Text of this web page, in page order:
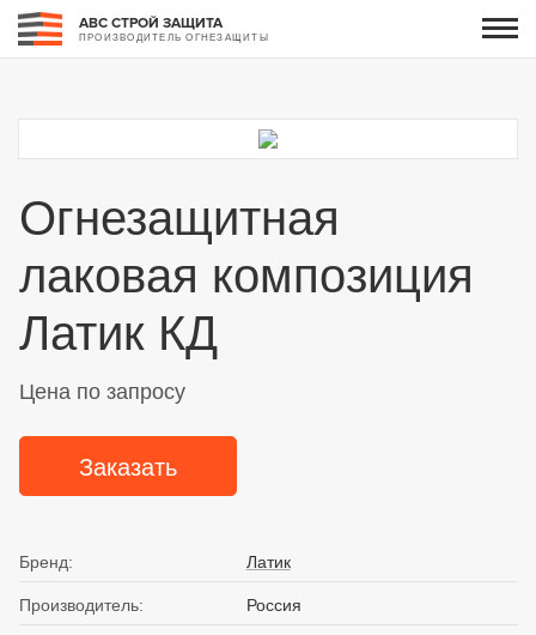
АВС СТРОЙ ЗАЩИТА
ПРОИЗВОДИТЕЛЬ ОГНЕЗАЩИТЫ
Огнезащитная
лаковая композиция
Латик КД
Цена по запросу
Заказать
Бренд: Латик
Производитель: Россия